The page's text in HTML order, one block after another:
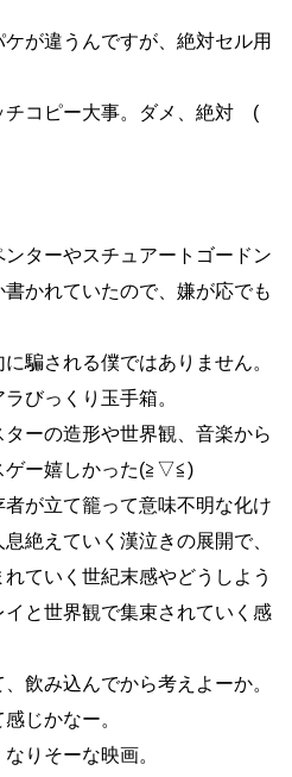
が違うんですが、絶対セル用
コピー大事。ダメ、絶対 (
ターやスチュアートゴードン
かれていたので、嫌が応でも
騙される僕ではありません。
びっくり玉手箱。
ーの造形や世界観、音楽から
ゲー嬉しかった(≧▽≦)
が立て籠って意味不明な化け
絶えていく漢泣きの展開で、
ていく世紀末感やどうしよう
と世界観で集束されていく感
飲み込んでから考えよーか。
じかなー。
りそーな映画。